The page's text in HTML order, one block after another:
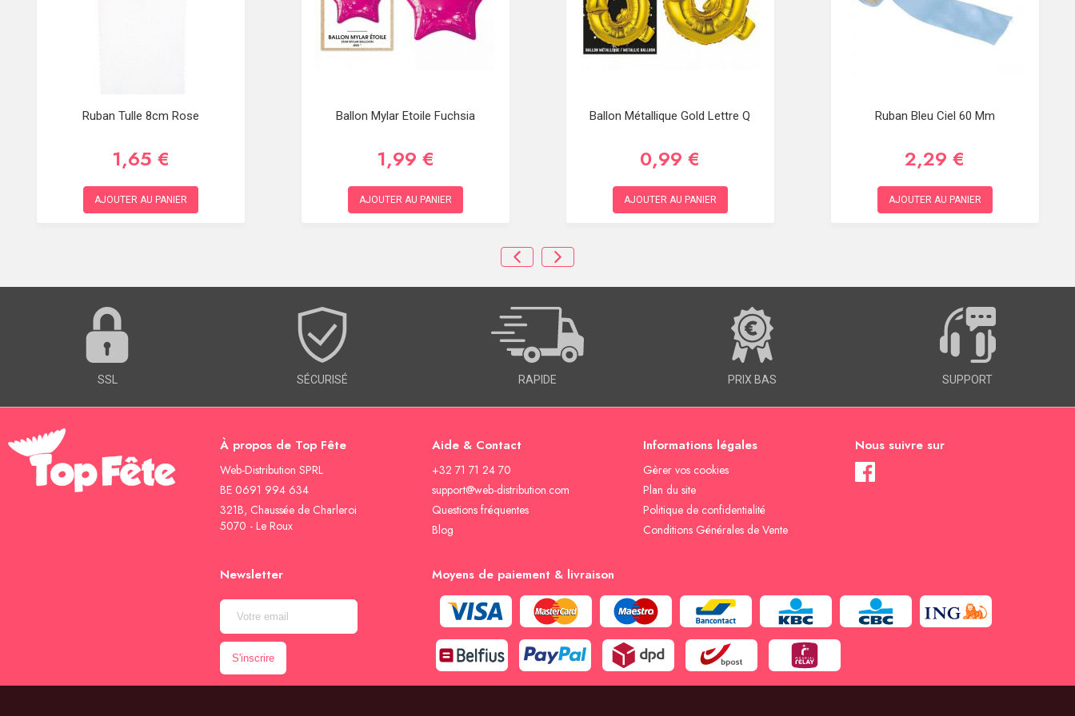
Ruban Tulle 8cm Rose
1,65 €
AJOUTER AU PANIER
Ballon Mylar Etoile Fuchsia
1,99 €
AJOUTER AU PANIER
Ballon Métallique Gold Lettre Q
0,99 €
AJOUTER AU PANIER
Ruban Bleu Ciel 60 Mm
2,29 €
AJOUTER AU PANIER
SSL SÉCURISÉ RAPIDE PRIX BAS SUPPORT
À propos de Top Fête
Web-Distribution SPRL
BE 0691 994 634
321B, Chaussée de Charleroi
5070 - Le Roux
Aide & Contact
+32 71 71 24 70
support@web-distribution.com
Questions fréquentes
Blog
Informations légales
Gèrer vos cookies
Plan du site
Politique de confidentialité
Conditions Générales de Vente
Nous suivre sur
Newsletter Moyens de paiement & livraison